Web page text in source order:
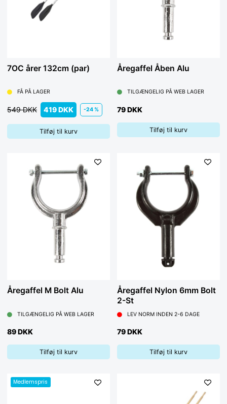
170 cm 300 cm – 330 cm
180 cm 330 cm – 360 cm
7OC årer 132cm (par)
FÅ PÅ LAGER
419 DKK
549 DKK -24 %
Tilføj til kurv
Åregaffel Åben Alu
TILGÆNGELIG PÅ WEB LAGER
79 DKK
Tilføj til kurv
Åregaffel M Bolt Alu
TILGÆNGELIG PÅ WEB LAGER
89 DKK
Tilføj til kurv
Åregaffel Nylon 6mm Bolt
2-St
LEV NORM INDEN 2-6 DAGE
79 DKK
Tilføj til kurv
Medlemspris